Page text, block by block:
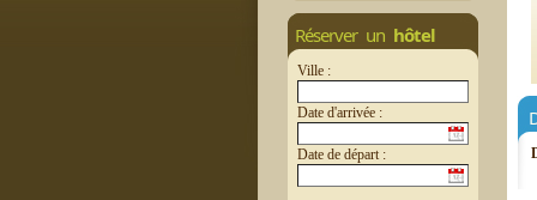
Réserver un hôtel
Ville :
Date d'arrivée :
Date de départ :